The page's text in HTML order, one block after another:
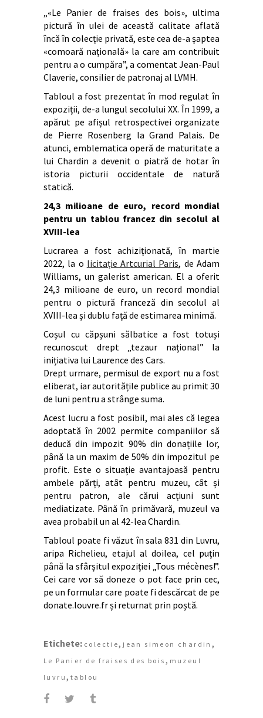
„«Le Panier de fraises des bois», ultima
pictură în ulei de această calitate aflată
încă în colecție privată, este cea de-a șaptea
«comoară națională» la care am contribuit
pentru a o cumpăra”, a comentat Jean-Paul
Claverie, consilier de patronaj al LVMH.
Tabloul a fost prezentat în mod regulat în
expoziții, de-a lungul secolului XX. În 1999, a
apărut pe afișul retrospectivei organizate
de Pierre Rosenberg la Grand Palais. De
atunci, emblematica operă de maturitate a
lui Chardin a devenit o piatră de hotar în
istoria picturii occidentale de natură
statică.
24,3 milioane de euro, record mondial
pentru un tablou francez din secolul al
XVIII-lea
Lucrarea a fost achiziționată, în martie
2022, la o licitație Artcurial Paris, de Adam
Williams, un galerist american. El a oferit
24,3 milioane de euro, un record mondial
pentru o pictură franceză din secolul al
XVIII-lea și dublu față de estimarea minimă.
Coșul cu căpșuni sălbatice a fost totuși
recunoscut drept „tezaur național” la
inițiativa lui Laurence des Cars.
Drept urmare, permisul de export nu a fost
eliberat, iar autoritățile publice au primit 30
de luni pentru a strânge suma.
Acest lucru a fost posibil, mai ales că legea
adoptată în 2002 permite companiilor să
deducă din impozit 90% din donațiile lor,
până la un maxim de 50% din impozitul pe
profit. Este o situație avantajoasă pentru
ambele părți, atât pentru muzeu, cât și
pentru patron, ale cărui acțiuni sunt
mediatizate. Până în primăvară, muzeul va
avea probabil un al 42-lea Chardin.
Tabloul poate fi văzut în sala 831 din Luvru,
aripa Richelieu, etajul al doilea, cel puțin
până la sfârșitul expoziției „Tous mécènes!”.
Cei care vor să doneze o pot face prin cec,
pe un formular care poate fi descărcat de pe
donate.louvre.fr și returnat prin poștă.
Etichete: colectie , jean simeon chardin ,
Le Panier de fraises des bois , muzeul
luvru , tablou